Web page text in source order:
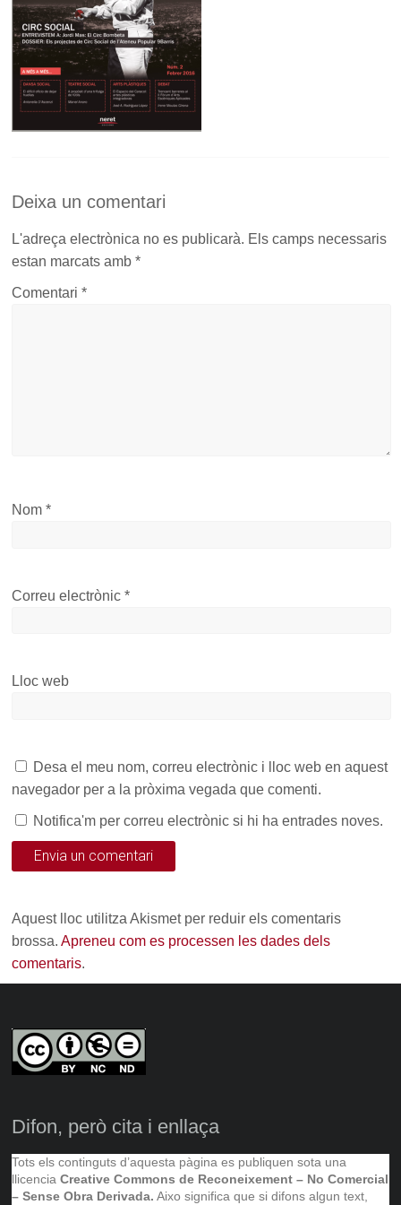
Deixa un comentari
L'adreça electrònica no es publicarà. Els camps necessaris
estan marcats amb*
Comentari*
Nom*
Correu electrònic*
Lloc web
Desa el meu nom, correu electrònic i lloc web en aquest
navegador per a la pròxima vegada que comenti.
Notifica'm per correu electrònic si hi ha entrades noves.
Aquest lloc utilitza Akismet per reduir els comentaris
brossa.Apreneu com es processen les dades dels
comentaris.
Difon, però cita i enllaça
Tots els continguts d’aquesta pàgina es publiquen sota una
llicenciaCreative Commons de Reconeixement – No Comercial
– Sense Obra Derivada. Aixo significa que si difons algun text,